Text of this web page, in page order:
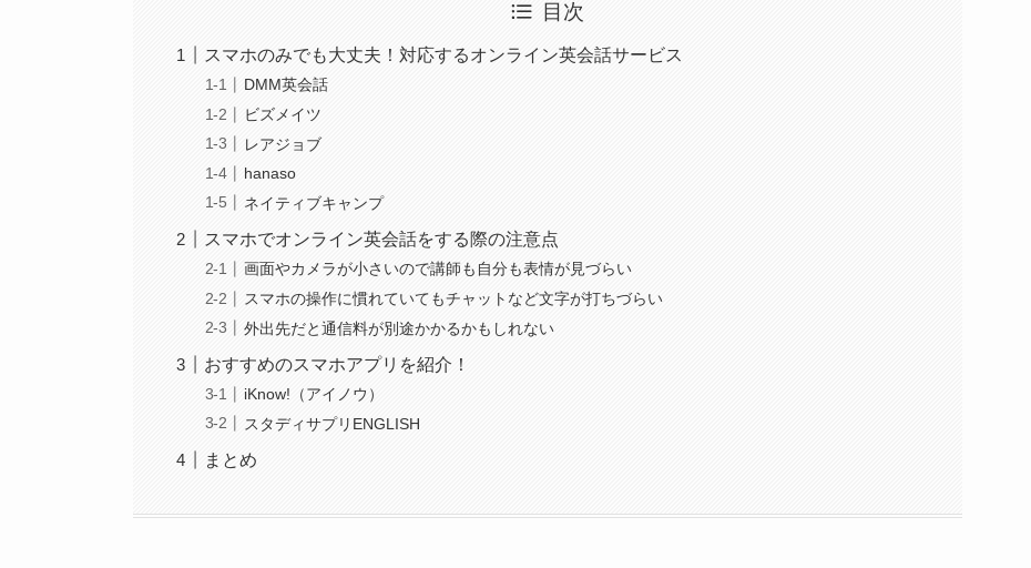
目次
スマホのみでも大丈夫！対応するオンライン英会話サービス
DMM英会話
ビズメイツ
レアジョブ
hanaso
ネイティブキャンプ
スマホでオンライン英会話をする際の注意点
画面やカメラが小さいので講師も自分も表情が見づらい
スマホの操作に慣れていてもチャットなど文字が打ちづらい
外出先だと通信料が別途かかるかもしれない
おすすめのスマホアプリを紹介！
iKnow!（アイノウ）
スタディサプリENGLISH
まとめ